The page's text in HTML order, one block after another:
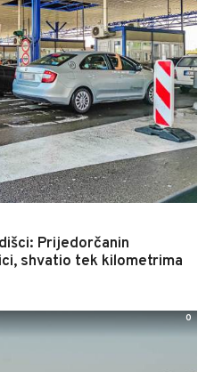
Prijedorčanin
shvatio tek kilometrima
0